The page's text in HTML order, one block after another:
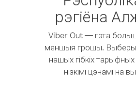
рэгіёна
Viber Out — гэта больш
меншыя грошы.
нашых гібкіх
нізкімі цэнамі на